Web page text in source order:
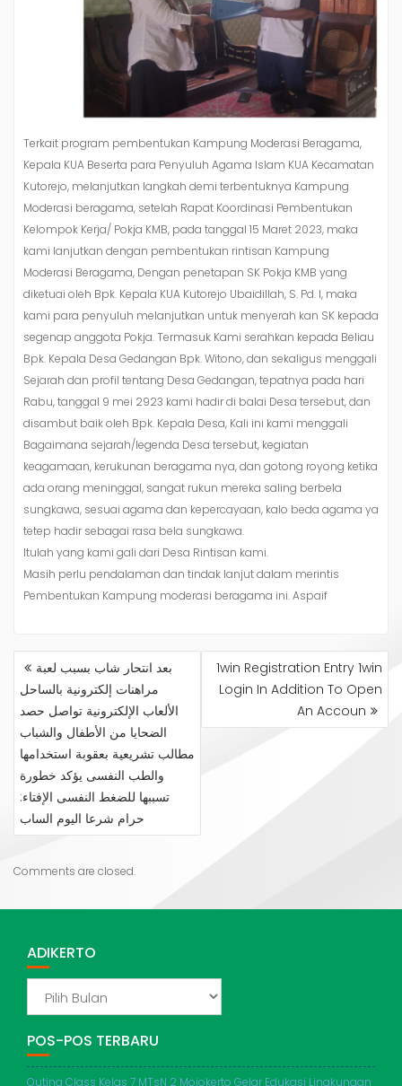
Terkait program pembentukan Kampung Moderasi Beragama,
Kepala KUA Beserta para Penyuluh Agama Islam KUA Kecamatan
Kutorejo, melanjutkan langkah demi terbentuknya Kampung
Moderasi beragama, setelah Rapat Koordinasi Pembentukan
Kelompok Kerja/ Pokja KMB, pada tanggal 15 Maret 2023, maka
kami lanjutkan dengan pembentukan rintisan Kampung
Moderasi Beragama, Dengan penetapan SK Pokja KMB yang
diketuai oleh Bpk. Kepala KUA Kutorejo Ubaidillah, S. Pd. I, maka
kami para penyuluh melanjutkan untuk menyerah kan SK kepada
segenap anggota Pokja. Termasuk Kami serahkan kepada Beliau
Bpk. Kepala Desa Gedangan Bpk. Witono, dan sekaligus menggali
Sejarah dan profil tentang Desa Gedangan, tepatnya pada hari
Rabu, tanggal 9 mei 2923 kami hadir di balai Desa tersebut, dan
disambut baik oleh Bpk. Kepala Desa, Kali ini kami menggali
Bagaimana sejarah/legenda Desa tersebut, kegiatan
keagamaan, kerukunan beragama nya, dan gotong royong ketika
ada orang meninggal, sangat rukun mereka saling berbela
sungkawa, sesuai agama dan kepercayaan, kalo beda agama ya
tetep hadir sebagai rasa bela sungkawa.
Itulah yang kami gali dari Desa Rintisan kami.
Masih perlu pendalaman dan tindak lanjut dalam merintis
Pembentukan Kampung moderasi beragama ini. Aspaif
NAVIGASI
POSبعد انتحار شاب بسبب لعبة
مراهنات إلكترونية بالساحل
الألعاب الإلكترونية تواصل حصد
الضحايا من الأطفال والشباب
مطالب تشريعية بعقوبة استخدامها
والطب النفسى يؤكد خطورة
تسببها للضغط النفسى الإفتاء:
حرام شرعا اليوم الساب
1win Registration Entry 1win
Login In Addition To Open
An Accoun
Comments are closed.
ADIKERTO
POS-POS TERBARU
Outing Class Kelas 7 MTsN 2 Mojokerto Gelar Edukasi Lingkungan